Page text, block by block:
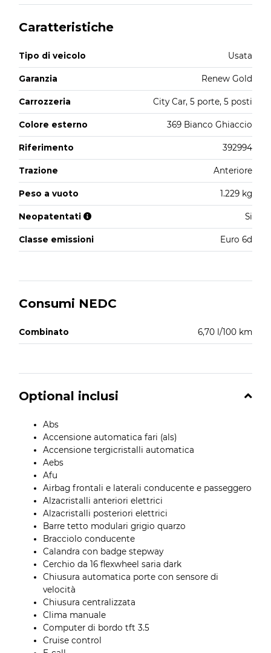
Caratteristiche
Tipo di veicolo Usata
Garanzia Renew Gold
Carrozzeria City Car, 5 porte, 5 posti
Colore esterno 369 Bianco Ghiaccio
Riferimento 392994
Trazione Anteriore
Peso a vuoto 1.229 kg
Neopatentati Si
Classe emissioni Euro 6d
Consumi NEDC
Combinato 6,70 l/100 km
Optional inclusi
Abs
Accensione automatica fari (als)
Accensione tergicristalli automatica
Aebs
Afu
Airbag frontali e laterali conducente e passeggero
Alzacristalli anteriori elettrici
Alzacristalli posteriori elettrici
Barre tetto modulari grigio quarzo
Bracciolo conducente
Calandra con badge stepway
Cerchio da 16 flexwheel saria dark
Chiusura automatica porte con sensore di
velocità
Chiusura centralizzata
Clima manuale
Computer di bordo tft 3.5
Cruise control